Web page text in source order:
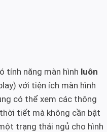
tính năng màn hình luôn
với tiện ích màn hình
có thể xem các thông
tiết mà không cần bật
trạng thái ngủ cho hình